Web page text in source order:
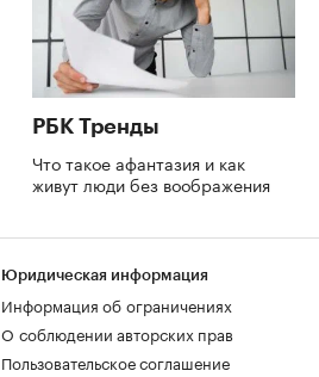
РБК Тренды
Что такое афантазия и как
живут люди без воображения
Юридическая информация
Информация об ограничениях
О соблюдении авторских прав
Пользовательское соглашение